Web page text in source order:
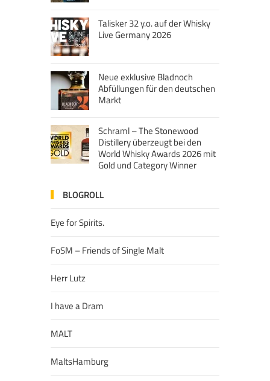
Talisker 32 y.o. auf der Whisky
Live Germany 2026
Neue exklusive Bladnoch
Abfüllungen für den deutschen
Markt
Schraml – The Stonewood
Distillery überzeugt bei den
World Whisky Awards 2026 mit
Gold und Category Winner
BLOGROLL
Eye for Spirits.
FoSM – Friends of Single Malt
Herr Lutz
I have a Dram
MALT
MaltsHamburg